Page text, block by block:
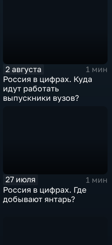
2 августа
1 мин
Россия в цифрах. Куда
идут работать
выпускники вузов?
27 июля
1 мин
Россия в цифрах. Где
добывают янтарь?